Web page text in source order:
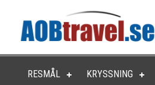
RESMÅL KRYSSNING